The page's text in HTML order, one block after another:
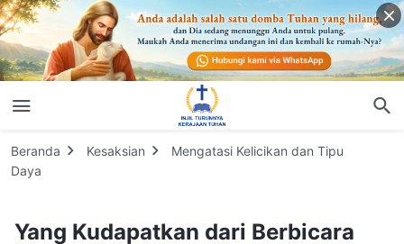
Beranda Kesaksian
Mengatasi Kelicikan dan Tipu
Daya
Yang Kudapatkan dari Berbicara